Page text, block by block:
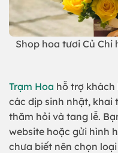
Shop hoa tươi Củ
Trạm Hoa hỗ trợ
các dịp sinh nhật, khai
thăm hỏi và tang lễ.
website hoặc gửi hình
chưa biết nên chọn